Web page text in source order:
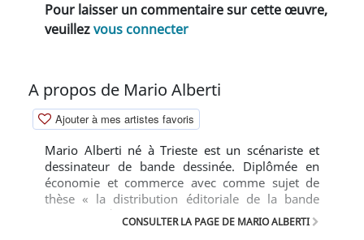
Pour laisser un commentaire sur cette œuvre,
veuillezvous connecter
A propos de Mario Alberti
Ajouter à mes artistes favoris
Mario Alberti né à Trieste est un scénariste et
dessinateur de bande dessinée. Diplômée en
économie et commerce avec comme sujet de
thèse « la distribution éditoriale de la bande
dessinée »), il commence son parcours de
professionnel en 1990 avec Holly Conick, une
CONSULTER LA PAGE DE MARIO ALBERTI